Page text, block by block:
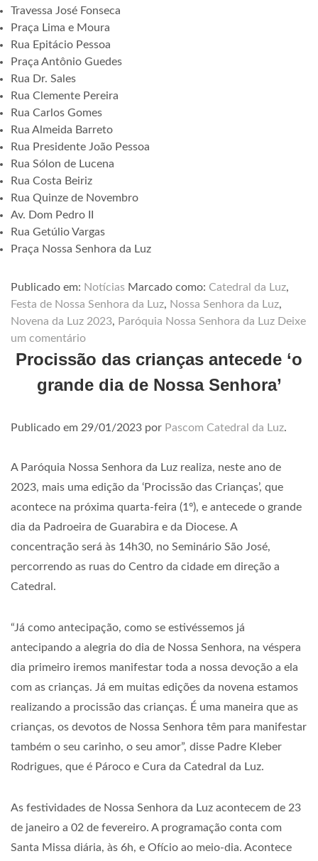
Travessa José Fonseca
Praça Lima e Moura
Rua Epitácio Pessoa
Praça Antônio Guedes
Rua Dr. Sales
Rua Clemente Pereira
Rua Carlos Gomes
Rua Almeida Barreto
Rua Presidente João Pessoa
Rua Sólon de Lucena
Rua Costa Beiriz
Rua Quinze de Novembro
Av. Dom Pedro II
Rua Getúlio Vargas
Praça Nossa Senhora da Luz
Publicado em: Notícias Marcado como: Catedral da Luz,
Festa de Nossa Senhora da Luz, Nossa Senhora da Luz,
Novena da Luz 2023, Paróquia Nossa Senhora da Luz Deixe
um comentário
Procissão das crianças antecede ‘o
grande dia de Nossa Senhora’
Publicado em 29/01/2023 por Pascom Catedral da Luz.
A Paróquia Nossa Senhora da Luz realiza, neste ano de
2023, mais uma edição da ‘Procissão das Crianças’, que
acontece na próxima quarta-feira (1º), e antecede o grande
dia da Padroeira de Guarabira e da Diocese. A
concentração será às 14h30, no Seminário São José,
percorrendo as ruas do Centro da cidade em direção a
Catedral.
“Já como antecipação, como se estivéssemos já
antecipando a alegria do dia de Nossa Senhora, na véspera
dia primeiro iremos manifestar toda a nossa devoção a ela
com as crianças. Já em muitas edições da novena estamos
realizando a procissão das crianças. É uma maneira que as
crianças, os devotos de Nossa Senhora têm para manifestar
também o seu carinho, o seu amor”, disse Padre Kleber
Rodrigues, que é Pároco e Cura da Catedral da Luz.
As festividades de Nossa Senhora da Luz acontecem de 23
de janeiro a 02 de fevereiro. A programação conta com
Santa Missa diária, às 6h, e Ofício ao meio-dia. Acontece